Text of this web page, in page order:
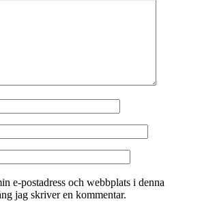
e-postadress och webbplats i denna
jag skriver en kommentar.